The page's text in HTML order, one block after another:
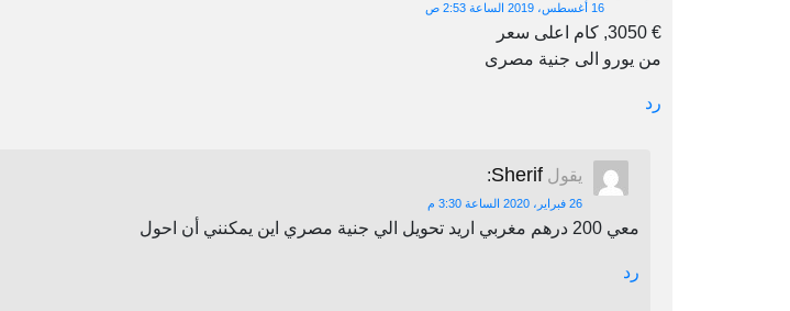
16 أغسطس، 2019 الساعة 2:53 ص
€ 3050, كام اعلى سعر
من يورو الى جنية مصرى
رد
يقول Sherif
:
26 فبراير، 2020 الساعة 3:30 م
معي 200 درهم مغربي اريد تحويل الي جنية مصري اين يمكنني أن احول
رد